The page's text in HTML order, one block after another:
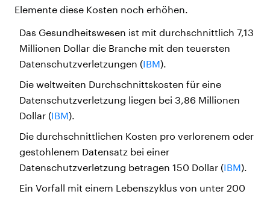
Elemente diese Kosten noch erhöhen.
Das Gesundheitswesen ist mit durchschnittlich 7,13
Millionen Dollar die Branche mit den teuersten
Datenschutzverletzungen (IBM).
Die weltweiten Durchschnittskosten für eine
Datenschutzverletzung liegen bei 3,86 Millionen
Dollar (IBM).
Die durchschnittlichen Kosten pro verlorenem oder
gestohlenem Datensatz bei einer
Datenschutzverletzung betragen 150 Dollar (IBM).
Ein Vorfall mit einem Lebenszyklus von unter 200